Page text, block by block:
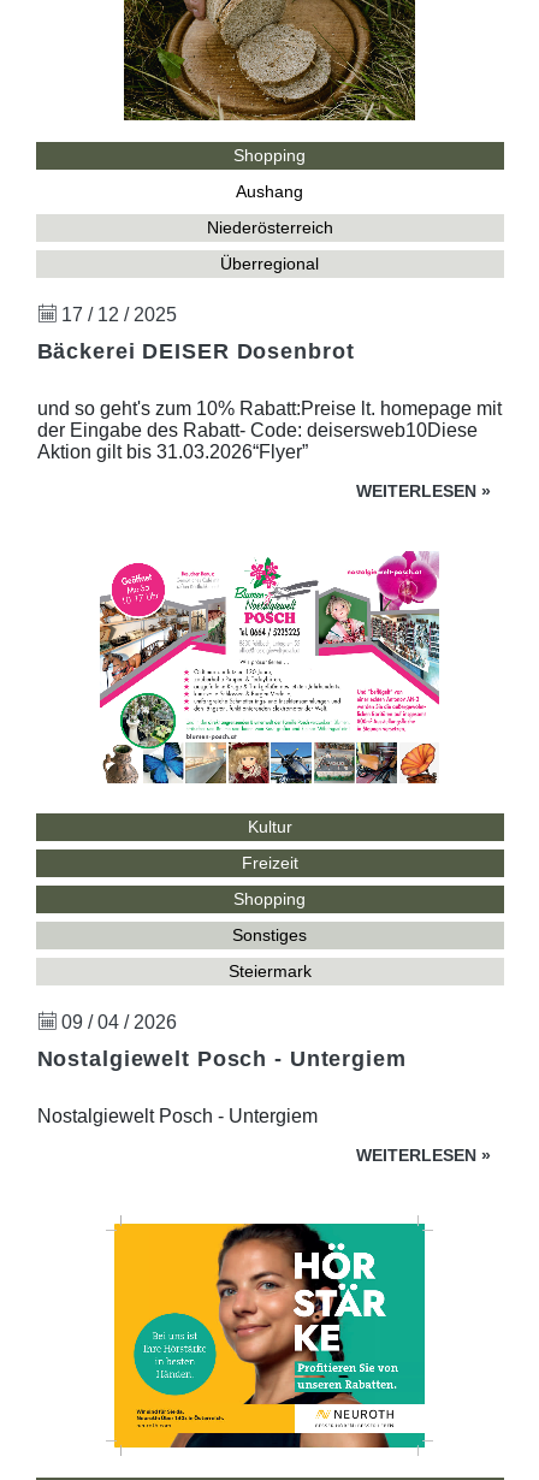
Shopping
Aushang
Niederösterreich
Überregional
17 / 12 / 2025
Bäckerei DEISER Dosenbrot
und so geht's zum 10% Rabatt:Preise lt. homepage mit
der Eingabe des Rabatt- Code: deisersweb10Diese
Aktion gilt bis 31.03.2026“Flyer”
WEITERLESEN »
Kultur
Freizeit
Shopping
Sonstiges
Steiermark
09 / 04 / 2026
Nostalgiewelt Posch - Untergiem
Nostalgiewelt Posch - Untergiem
WEITERLESEN »